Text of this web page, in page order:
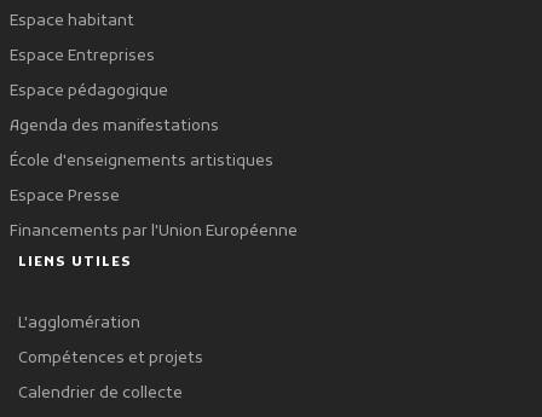
Espace habitant
Espace Entreprises
Espace pédagogique
Agenda des manifestations
École d'enseignements artistiques
Espace Presse
Financements par l'Union Européenne
LIENS UTILES
L'agglomération
Compétences et projets
Calendrier de collecte